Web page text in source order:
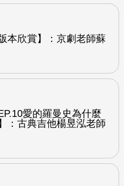
本欣賞】：京劇老師蘇
愛的羅曼史為什麼
：古典吉他楊昱泓老師